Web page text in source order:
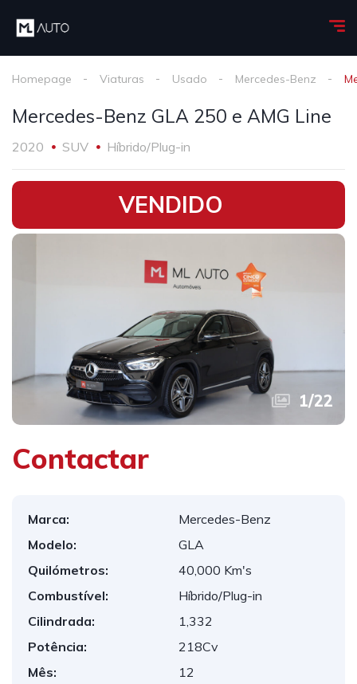
Homepage Viaturas Usado Mercedes-Benz
Mercedes-Benz GLA 250 e AMG Line
2020 SUV Híbrido/Plug-in
•
VENDIDO
1/22
Contactar
Marca:
Mercedes-Benz
Modelo:
GLA
Quilómetros:
40,000 Km's
Combustível:
Híbrido/Plug-in
Cilindrada:
1,332
Potência:
218Cv
Mês:
12